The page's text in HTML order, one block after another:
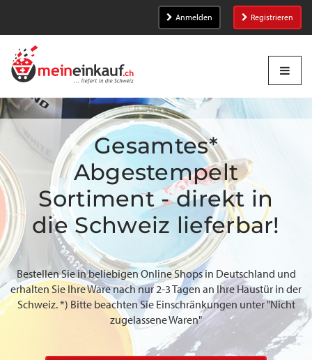
Anmelden Registrieren
Gesamtes*
Abgestempelt
Sortiment - direkt in
die Schweiz lieferbar!
Bestellen Sie in beliebigen Online Shops in Deutschland und
erhalten Sie Ihre Ware nach nur 2-3 Tagen an Ihre Haustür in der
Schweiz. *) Bitte beachten Sie Einschränkungen unter "Nicht
zugelassene Waren"